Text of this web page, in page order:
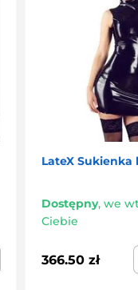
LateX
Dostępny, we
Ciebie
366.50 zł